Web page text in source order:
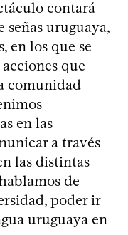
contará
señas uruguaya,
en los que se
que
comunidad
en las
a través
las distintas
de
poder ir
uruguaya en